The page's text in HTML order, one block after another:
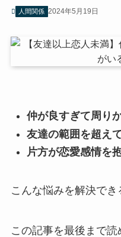
人間関係 2024年5月19日
仲が良すぎて周り
友達の範囲を超え
片方が恋愛感情を
こんな悩みを解決でき
この記事を最後まで